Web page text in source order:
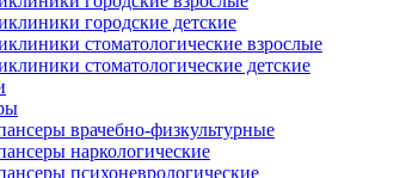
городские детские
стоматологические взрослые
стоматологические детские
врачебно-физкультурные
наркологические
психоневрологические